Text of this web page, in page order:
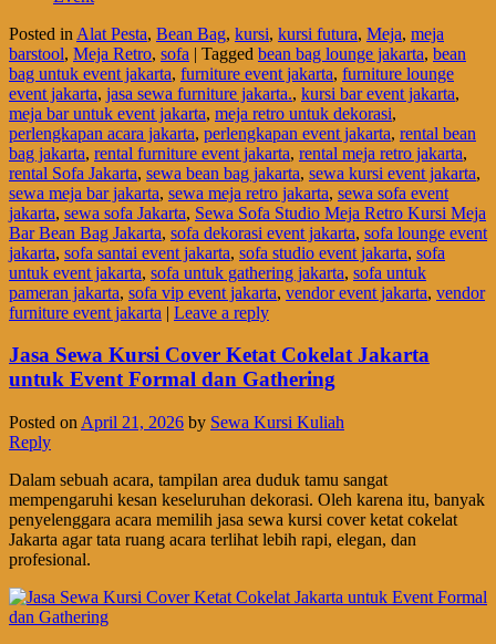
Posted in Alat Pesta, Bean Bag, kursi, kursi futura, Meja, meja
barstool, Meja Retro, sofa | Tagged bean bag lounge jakarta, bean
bag untuk event jakarta, furniture event jakarta, furniture lounge
event jakarta, jasa sewa furniture jakarta., kursi bar event jakarta,
meja bar untuk event jakarta, meja retro untuk dekorasi,
perlengkapan acara jakarta, perlengkapan event jakarta, rental bean
bag jakarta, rental furniture event jakarta, rental meja retro jakarta,
rental Sofa Jakarta, sewa bean bag jakarta, sewa kursi event jakarta,
sewa meja bar jakarta, sewa meja retro jakarta, sewa sofa event
jakarta, sewa sofa Jakarta, Sewa Sofa Studio Meja Retro Kursi Meja
Bar Bean Bag Jakarta, sofa dekorasi event jakarta, sofa lounge event
jakarta, sofa santai event jakarta, sofa studio event jakarta, sofa
untuk event jakarta, sofa untuk gathering jakarta, sofa untuk
pameran jakarta, sofa vip event jakarta, vendor event jakarta, vendor
furniture event jakarta | Leave a reply
Jasa Sewa Kursi Cover Ketat Cokelat Jakarta
untuk Event Formal dan Gathering
Posted on April 21, 2026 by Sewa Kursi Kuliah
Reply
Dalam sebuah acara, tampilan area duduk tamu sangat
mempengaruhi kesan keseluruhan dekorasi. Oleh karena itu, banyak
penyelenggara acara memilih jasa sewa kursi cover ketat cokelat
Jakarta agar tata ruang acara terlihat lebih rapi, elegan, dan
profesional.